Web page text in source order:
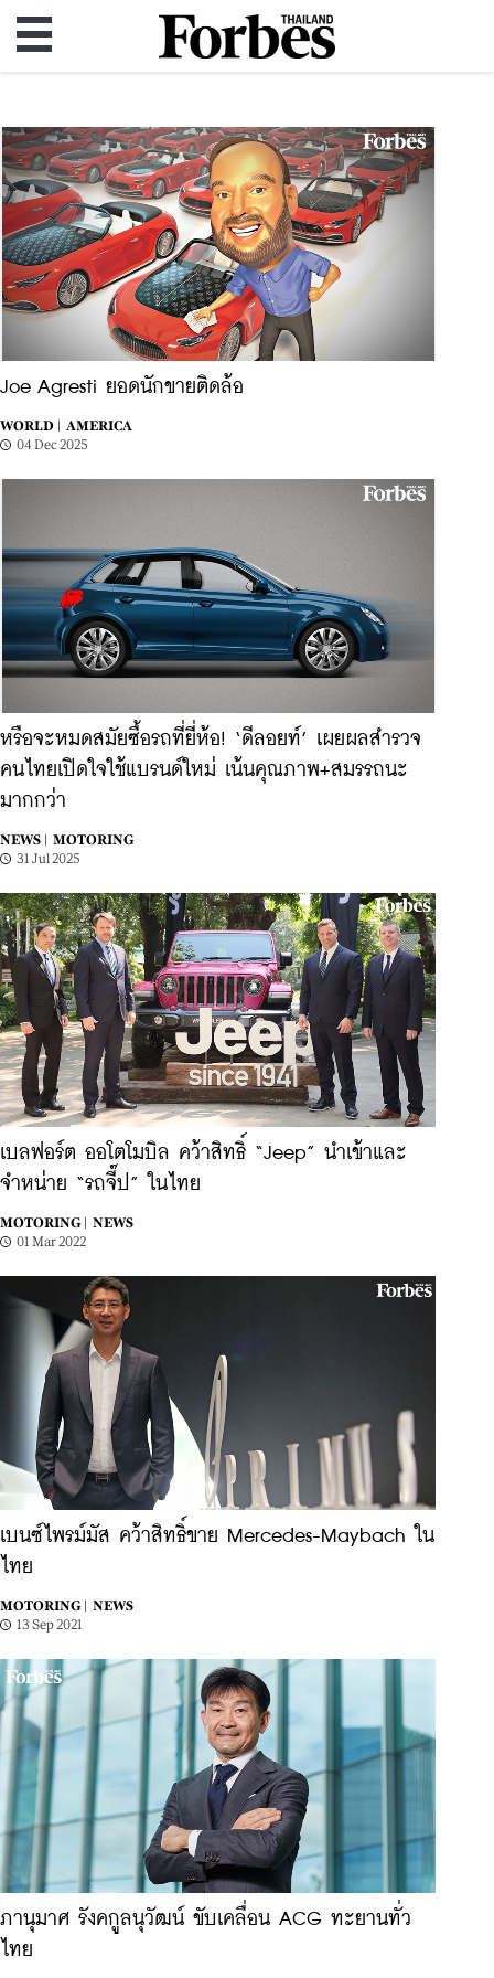
Joe Agresti ยอดนักขายติดล้อ
WORLD |
AMERICA
04 Dec 2025
หรือจะหมดสมัยซื้อรถที่ยี่ห้อ! ‘ดีลอยท์’ เผยผลสำรวจ
คนไทยเปิดใจใช้แบรนด์ใหม่ เน้นคุณภาพ+สมรรถนะ
มากกว่า
NEWS |
MOTORING
31 Jul 2025
เบลฟอร์ต ออโตโมบิล คว้าสิทธิ์ “Jeep” นำเข้าและ
จำหน่าย “รถจี๊ป” ในไทย
MOTORING |
NEWS
01 Mar 2022
เบนซ์ไพรม์มัส คว้าสิทธิ์ขาย Mercedes-Maybach ใน
ไทย
MOTORING |
NEWS
13 Sep 2021
ภานุมาศ รังคกูลนุวัฒน์ ขับเคลื่อน ACG ทะยานทั่ว
ไทย